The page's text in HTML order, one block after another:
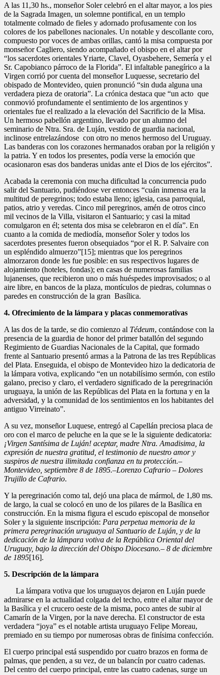
A las 11,30 hs., monseñor Soler celebró en el altar mayor, a los pies
de la Sagrada Imagen, un solemne pontifical, en un templo
totalmente colmado de fieles y adornado profusamente con los
colores de los pabellones nacionales. Un notable y descollante coro,
compuesto por voces de ambas orillas, cantó la misa compuesta por
monseñor Cagliero, siendo acompañado el obispo en el altar por
“los sacerdotes orientales Yriarte, Clavel, Oyasbehere, Semería y el
Sr. Capobianco párroco de la Florida”. El infaltable panegírico a la
Virgen corrió por cuenta del monseñor Luquesse, secretario del
obispado de Montevideo, quien pronunció “sin duda alguna una
verdadera pieza de oratoria”. La crónica destaca que “un acto que
conmovió profundamente el sentimiento de los argentinos y
orientales fue el realizado a la elevación del Sacrificio de la Misa.
Un hermoso pabellón argentino, llevado por un alumno del
seminario de Ntra. Sra. de Luján, vestido de guardia nacional,
inclinose entrelazándose con otro no menos hermoso del Uruguay.
Las banderas con los corazones hermanados oraban por la religión y
la patria. Y en todos los presentes, podía verse la emoción que
ocasionaron esas dos banderas unidas ante el Dios de los ejércitos”.
Acabada la ceremonia con mucha dificultad la concurrencia pudo
salir del Santuario, pudiéndose ver entonces “cuán inmensa era la
multitud de peregrinos; todo estaba lleno; iglesia, casa parroquial,
patios, atrio y veredas. Cinco mil peregrinos, amén de otros cinco
mil vecinos de la Villa, visitaron el Santuario; y casi la mitad
comulgaron en él; setenta dos misa se celebraron en el día”. En
cuanto a la comida de mediodía, monseñor Soler y todos los
sacerdotes presentes fueron obsequiados “por el R. P. Salvaire con
un espléndido almuerzo”[15]; mientras que los peregrinos
almorzaron donde les fue posible: en sus respectivos lugares de
alojamiento (hoteles, fondas); en casas de numerosas familias
lujanenses, que recibieron uno o más huéspedes improvisados; o al
aire libre, en bancos de la plaza, montículos de piedras, columnas o
paredes en construcción de la gran Basílica.
4. Ofrecimiento de la lámpara y placas conmemorativas
A las dos de la tarde, se dio comienzo al Tédeum, contándose con la
presencia de la guardia de honor del primer batallón del segundo
Regimiento de Guardias Nacionales de la Capital, que formado
frente al Santuario presentó armas a la Patrona de las tres Repúblicas
del Plata. Enseguida, el obispo de Montevideo hizo la dedicatoria de
la lámpara votiva, explicando “en un notabilísimo sermón, con estilo
galano, preciso y claro, el verdadero significado de la peregrinación
uruguaya, la unión de las Repúblicas del Plata en la fortuna y en la
adversidad, y la comunidad de los sentimientos en los habitantes del
antiguo Virreinato”.
A su vez, monseñor Luquese, entregó al Capellán preciosa placa de
oro con el marco de peluche en la que se le la siguiente dedicatoria:
¡Virgen Santísima de Luján! aceptar, madre Ntra. Amadisima, la
expresión de nuestra gratitud, el testimonio de nuestro amor y
suspiros de nuestra ilimitada confianza en tu protección.–
Montevideo, septiembre 8 de 1895.–Lorenzo Cafrario – Dolores
Trujillo de Cafrario.
Y la peregrinación como tal, dejó una placa de mármol, de 1,80 ms.
de largo, la cual se colocó en uno de los pilares de la Basílica en
construcción. En la misma figura el escudo episcopal de monseñor
Soler y la siguiente inscripción: Para perpetua memoria de la
primera peregrinación uruguaya al Santuario de Luján, y de la
dedicación de la lámpara votiva de la República Oriental del
Uruguay, bajo la dirección del Obispo Diocesano.– 8 de diciembre
de 1895[16].
5. Descripción de la lámpara
La lámpara votiva que los uruguayos dejaron en Luján puede
admirarse en la actualidad colgada del techo, entre el altar mayor de
la Basílica y el crucero oeste de la misma, poco antes de subir al
Camarín de la Virgen, por la nave derecha. El constructor de esta
verdadera “joya” es el notable artista uruguayo Felipe Moreau,
premiado en su tiempo por numerosas obras de finísima confección.
El cuerpo principal está suspendido por cuatro brazos en forma de
palmas, que penden, a su vez, de un balancín por cuatro cadenas.
Del centro del cuerpo principal, entre las cuatro cadenas, surge un